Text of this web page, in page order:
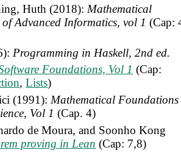
Huth (2018): Mathematical
Advanced Informatics, vol 1 (Cap:
Programming in Haskell, 2nd ed.
Foundations, Vol 1 (Cap:
,Lists)
(1991):Mathematical Foundations
Vol 1 (Cap. 4)
de Moura, and Soonho Kong
proving in Lean (Cap: 7,8)